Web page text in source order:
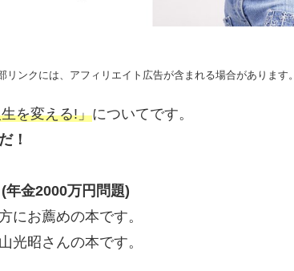
ンクには、アフィリエイト広告が含まれる場合があります。
を変える!」についてです。
！
年金2000万円問題)
にお薦めの本です。
光昭さんの本です。